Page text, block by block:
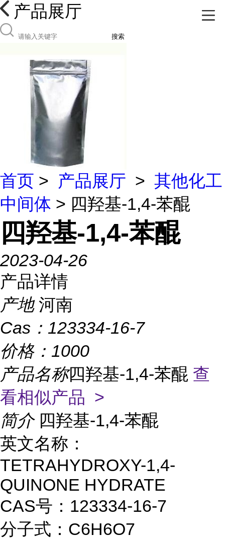
产品展厅
搜索
首页 > 产品展厅 > 其他化工
中间体 > 四羟基-1,4-苯醌
四羟基-1,4-苯醌
2023-04-26
产品详情
产地 河南
Cas： 123334-16-7
价格： 1000
产品名称四羟基-1,4-苯醌 查
看相似产品 >
简介 四羟基-1,4-苯醌
英文名称：
TETRAHYDROXY-1,4-
QUINONE HYDRATE
CAS号：123334-16-7
分子式：C6H6O7